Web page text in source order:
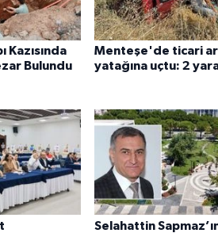
Kazısında
Bulundu
Menteşe'de ticari
yatağına uçtu: 2
Selahattin